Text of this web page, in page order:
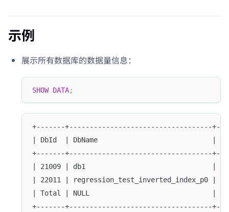
示例
展示所有数据库的数据量信息：
SHOW DATA;
+-------+-----------------------------------
| DbId  | DbName                            | Size
+-------+-----------------------------------
| 21009 | db1
| 22011 |
| Total | NULL                              |
+-------+-----------------------------------